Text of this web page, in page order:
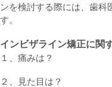
ンを検討する際には、歯
す。
インビザライン矯正に関
１、痛みは？
２、見た目は？